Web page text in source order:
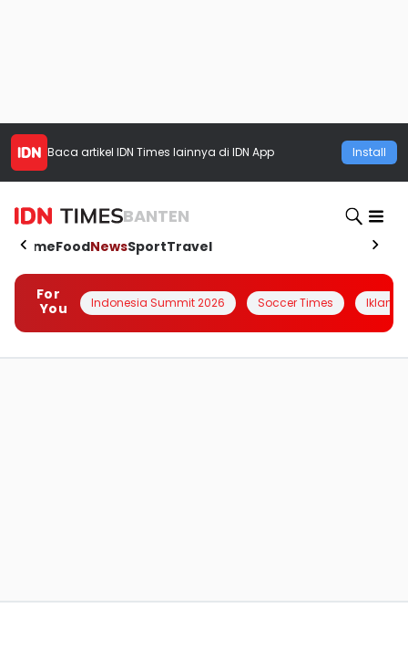
Baca artikel IDN Times lainnya di IDN App Install
BANTEN
HomeFoodNewsSportTravel
For
You
Indonesia Summit 2026 Soccer Times Iklanin